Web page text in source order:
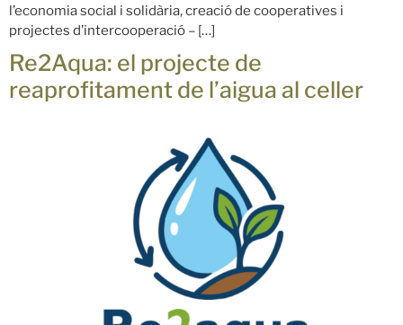
l’economia social i solidària, creació de cooperatives i
projectes d’intercooperació – […]
Re2Aqua: el projecte de
reaprofitament de l’aigua al celler